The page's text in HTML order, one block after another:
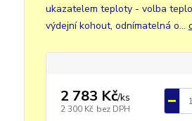
ukazatelem teploty - volba
výdejní kohout, odnímatelná o...
2 783 Kč/ks
2 300 Kč bez DPH